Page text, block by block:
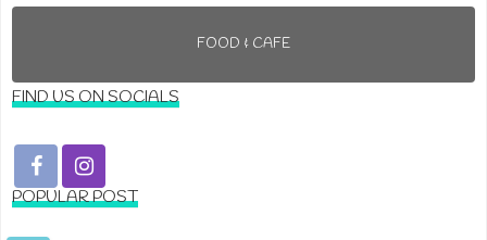
FOOD & CAFE
FIND US ON SOCIALS
POPULAR POST